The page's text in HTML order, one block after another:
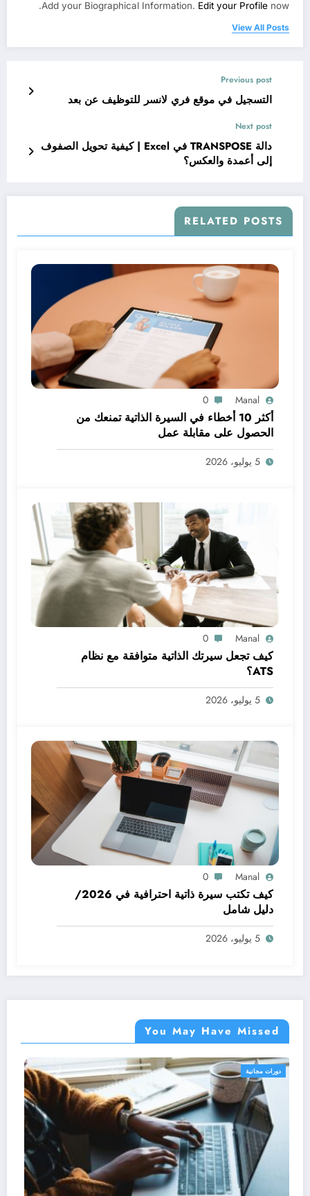
Add your Biographical Information. Edit your Profile now.
View All Posts
Previous post
التسجيل في موقع فري لانسر للتوظيف عن بعد
Next post
دالة TRANSPOSE في Excel | كيفية تحويل الصفوف
إلى أعمدة والعكس؟
RELATED POSTS
Manal
0
أكثر 10 أخطاء في السيرة الذاتية تمنعك من
الحصول على مقابلة عمل
5 يوليو، 2026
Manal
0
كيف تجعل سيرتك الذاتية متوافقة مع نظام
ATS؟
5 يوليو، 2026
Manal
0
كيف تكتب سيرة ذاتية احترافية في 2026/
دليل شامل
5 يوليو، 2026
You May Have Missed
مجانية